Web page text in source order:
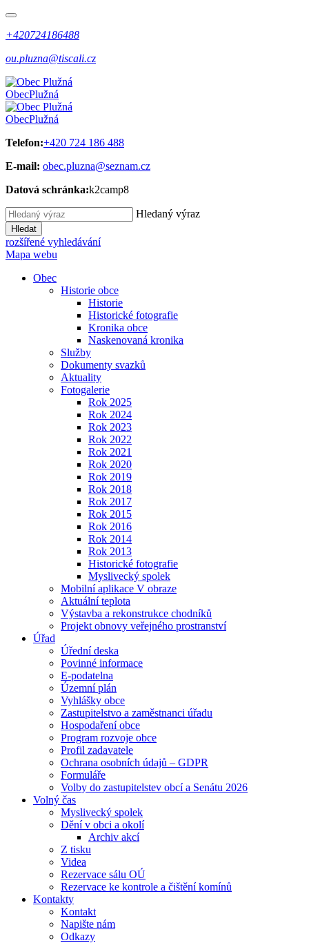
+420724186488
ou.pluzna@tiscali.cz
ObecPlužná
ObecPlužná
Telefon:+420 724 186 488
E-mail: obec.pluzna@seznam.cz
Datová schránka:k2camp8
Hledaný výraz
Hledat
rozšířené vyhledávání
Mapa webu
Obec
Historie obce
Historie
Historické fotografie
Kronika obce
Naskenovaná kronika
Služby
Dokumenty svazků
Aktuality
Fotogalerie
Rok 2025
Rok 2024
Rok 2023
Rok 2022
Rok 2021
Rok 2020
Rok 2019
Rok 2018
Rok 2017
Rok 2015
Rok 2016
Rok 2014
Rok 2013
Historické fotografie
Myslivecký spolek
Mobilní aplikace V obraze
Aktuální teplota
Výstavba a rekonstrukce chodníků
Projekt obnovy veřejného prostranství
Úřad
Úřední deska
Povinné informace
E-podatelna
Územní plán
Vyhlášky obce
Zastupitelstvo a zaměstnanci úřadu
Hospodaření obce
Program rozvoje obce
Profil zadavatele
Ochrana osobních údajů – GDPR
Formuláře
Volby do zastupitelstev obcí a Senátu 2026
Volný čas
Myslivecký spolek
Dění v obci a okolí
Archiv akcí
Z tisku
Videa
Rezervace sálu OÚ
Rezervace ke kontrole a čištění komínů
Kontakty
Kontakt
Napište nám
Odkazy